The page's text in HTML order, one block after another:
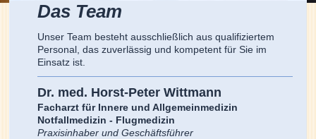
Das Team
Unser Team besteht ausschließlich aus qualifiziertem
Personal, das zuverlässig und kompetent für Sie im
Einsatz ist.
Dr. med. Horst-Peter Wittmann
Facharzt für Innere und Allgemeinmedizin
Notfallmedizin - Flugmedizin
Praxisinhaber und Geschäftsführer